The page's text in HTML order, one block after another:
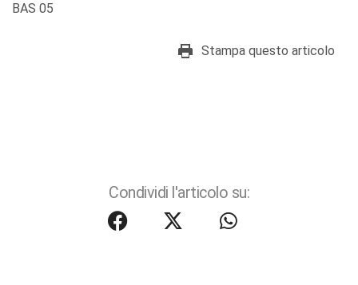
BAS 05
Stampa questo articolo
Condividi l'articolo su: